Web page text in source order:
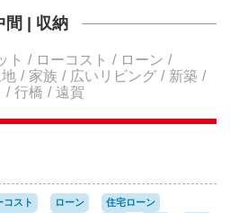
間 | 収納
ト ローコスト
ローン
家族 広いリビング
新築
行橋 遠賀
コスト ローン
住宅ローン